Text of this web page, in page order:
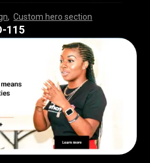
,Custom hero section
,,, ,,,,,,,,,,,,,,,,,,,,,,,
,,, ,,,,,,,,,,,,,,,,,,,,,,
115